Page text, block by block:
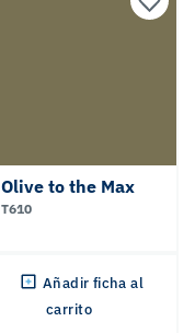
Olive to the Max
T610
Añadir ficha al
carrito